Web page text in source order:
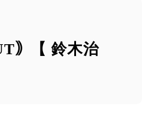
｠【 鈴木治